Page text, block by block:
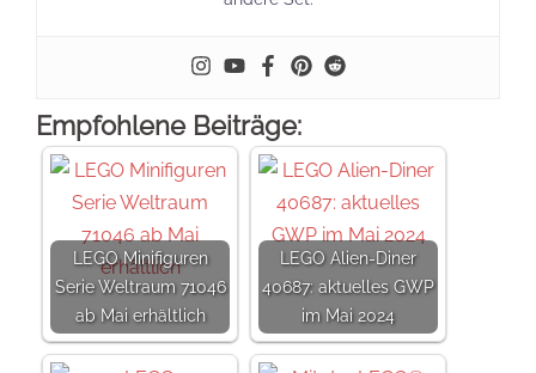
Empfohlene Beiträge:
LEGO Minifiguren
Serie Weltraum 71046
ab Mai erhältlich
LEGO Alien-Diner
40687: aktuelles GWP
im Mai 2024